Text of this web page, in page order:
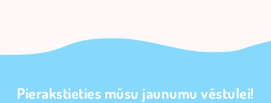
Pierakstieties mūsu jaunumu vēstulei!